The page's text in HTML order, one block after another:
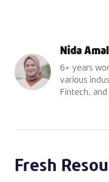
Nida
6+ years
various
Fintech,
Fresh